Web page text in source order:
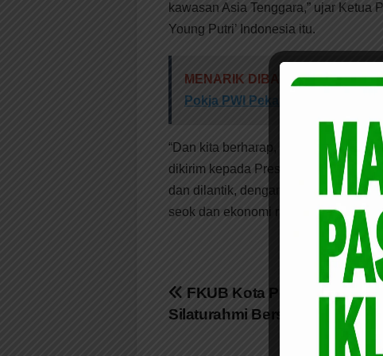
kawasan Asia Tenggara,” ujar Ketua
Young Putri’ Indonesia itu.
MENARIK DIBACA: Andre Zaky
Pokja PWI Pekanbaru, Ini
“Dan kita berharap, usai pemilihan,
dikirim kepada Presiden RI, Cq
dan dilantik, dengan demikian roda
seok dan ekonomi rakyat pun
Navigasi
FKUB Kota Pekanbaru Taja
Silaturahmi Bersama Tokoh